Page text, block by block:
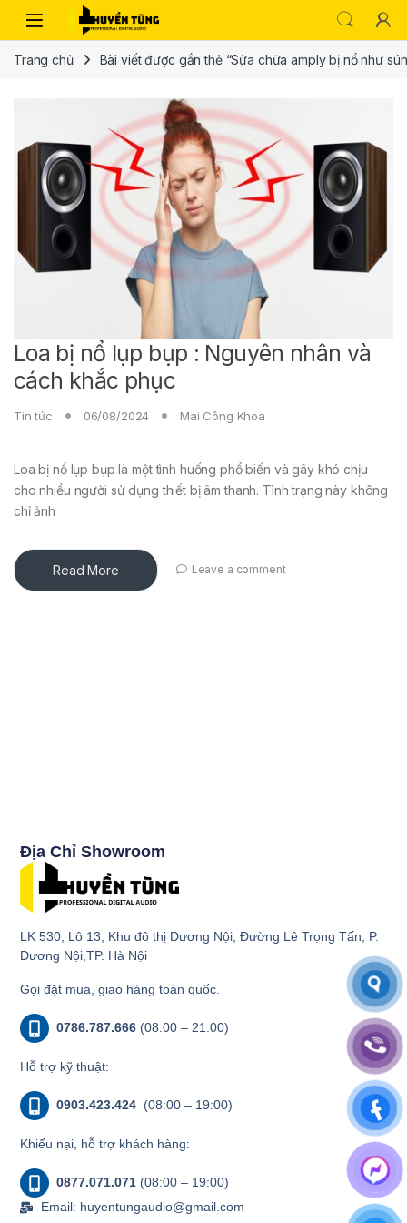
Trang chủ Bài viết được gắn thẻ “Sửa chữa amply bị nổ như
Loa bị nổ lụp bụp : Nguyên nhân và
cách khắc phục
Tin tức 06/08/2024 Mai Công Khoa
Loa bị nổ lụp bụp là một tình huống phổ biến và gây khó chịu
cho nhiều người sử dụng thiết bị âm thanh. Tình trạng này không
chỉ ảnh
Read More Leave a comment
Địa Chỉ Showroom
LK 530, Lô 13, Khu đô thị Dương Nội, Đường Lê Trọng Tấn, P.
Dương Nội,TP. Hà Nội
Gọi đặt mua, giao hàng toàn quốc.
0786.787.666 (08:00 – 21:00)
Hỗ trợ kỹ thuật:
0903.423.424 (08:00 – 19:00)
Khiếu nại, hỗ trợ khách hàng:
0877.071.071 (08:00 – 19:00)
Email: huyentungaudio@gmail.com